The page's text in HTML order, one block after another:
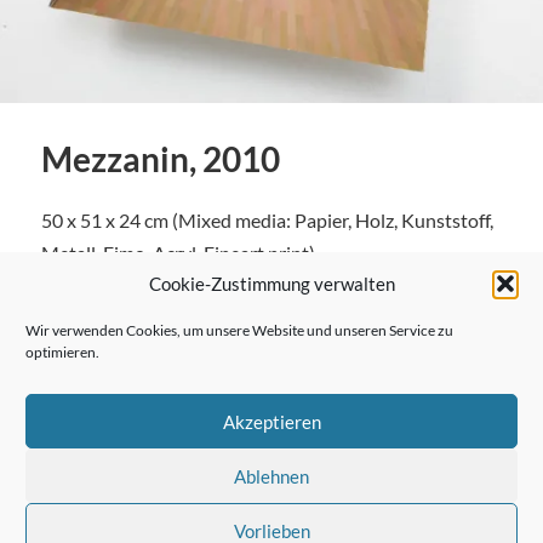
Cookie-Zustimmung verwalten
Wir verwenden Cookies, um unsere Website und unseren Service zu
optimieren.
Akzeptieren
Ablehnen
Vorlieben
Mezzanin, 2010
50 x 51 x 24 cm (Mixed media: Papier, Holz, Kunststoff,
Metall, Fimo, Acryl, Fineart print)
← Vorheriger Beitrag
Nächster Beitrag →